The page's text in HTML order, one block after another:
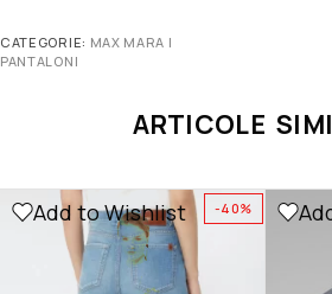
CATEGORIE: MAX MARA |
PANTALONI
ARTICOLE
-40%
Add to Wishlist